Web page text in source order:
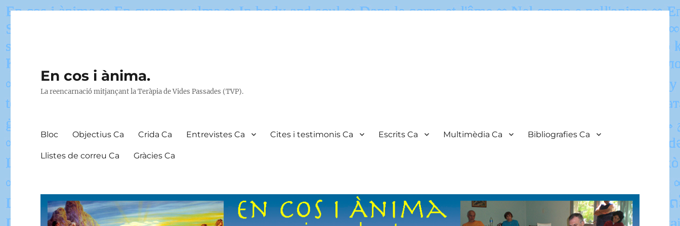
En cos i ànima.
La reencarnació mitjançant la Teràpia de Vides Passades (TVP).
Bloc Objectius Ca Crida Ca Entrevistes Ca Cites i testimonis Ca Escrits Ca Multimèdia Ca Bibliografies Ca
Llistes de correu Ca Gràcies Ca